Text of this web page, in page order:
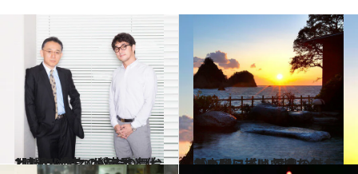
2018.10.11
2時間ドラマの結末の舞台として 「崖」が定番と化したのはいつから？
カルチャー 2017.2.2
「土曜ワイド劇場」の人気シリーズは 温泉の魅力をいかに描いてきたのか？
カルチャー